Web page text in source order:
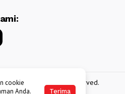
. All rights reserved.
cookie
Anda.
Terima